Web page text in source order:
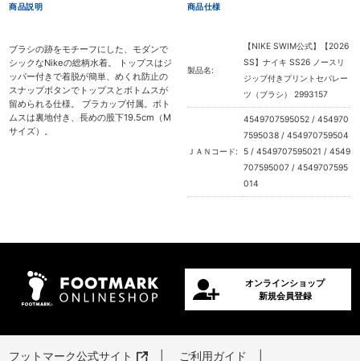
商品説明
ブラシの跡をモチーフにした、モダンで
シックなNikeの総柄水着。 トップスはジ
ッパー付きで着脱が簡単、めくれ防止の
スナップボタンでトップスとボトムスが
留められる仕様。 ブラカップ付属。ボト
ムスは裏地付き、長めの股下19.5cm（M
サイズ）。
商品仕様
製品名:
【NIKE SWIM公式】【2026
SS】ナイキ SS26 ノースリ
ジップ付きプリントセパレー
ツ（ブラシ） 2993157
ＪＡＮコード:
4549707595052 / 454970
7595038 / 454970759504
5 / 4549707595021 / 4549
707595007 / 4549707595
014
オンラインショップ
新規会員登録
フットマーク公式サイト ご利用ガイド